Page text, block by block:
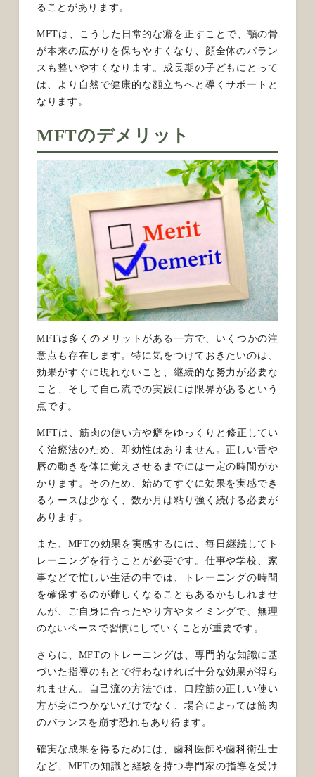
ることがあります。
MFTは、こうした日常的な癖を正すことで、顎の骨
が本来の広がりを保ちやすくなり、顔全体のバラン
スも整いやすくなります。成長期の子どもにとって
は、より自然で健康的な顔立ちへと導くサポートと
なります。
MFTのデメリット
MFTは多くのメリットがある一方で、いくつかの注
意点も存在します。特に気をつけておきたいのは、
効果がすぐに現れないこと、継続的な努力が必要な
こと、そして自己流での実践には限界があるという
点です。
MFTは、筋肉の使い方や癖をゆっくりと修正してい
く治療法のため、即効性はありません。正しい舌や
唇の動きを体に覚えさせるまでには一定の時間がか
かります。そのため、始めてすぐに効果を実感でき
るケースは少なく、数か月は粘り強く続ける必要が
あります。
また、MFTの効果を実感するには、毎日継続してト
レーニングを行うことが必要です。仕事や学校、家
事などで忙しい生活の中では、トレーニングの時間
を確保するのが難しくなることもあるかもしれませ
んが、ご自身に合ったやり方やタイミングで、無理
のないペースで習慣にしていくことが重要です。
さらに、MFTのトレーニングは、専門的な知識に基
づいた指導のもとで行わなければ十分な効果が得ら
れません。自己流の方法では、口腔筋の正しい使い
方が身につかないだけでなく、場合によっては筋肉
のバランスを崩す恐れもあり得ます。
確実な成果を得るためには、歯科医師や歯科衛生士
など、MFTの知識と経験を持つ専門家の指導を受け